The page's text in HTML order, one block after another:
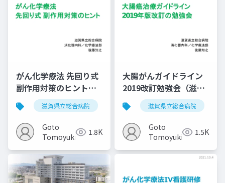
がん化学療法 先回り式
副作用対策のヒント
（滋賀県立総合病院が
ん診療セミナー）
20180524
滋賀県立総合病院 がん薬物療法 腫瘍内科
Goto
Tomoyuki
1.8K
大腸がんガイドライン
2019改訂勉強会（滋賀
県立総合病院）
20190227
滋賀県立総合病院
Goto
Tomoyuki
1.5K